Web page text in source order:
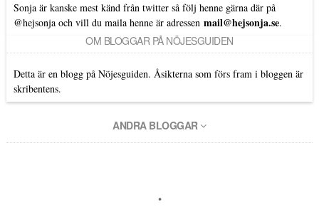
Sonja är kanske mest känd från twitter så följ henne gärna där på
@hejsonjaoch vill du maila henne är adressen mail@hejsonja.se.
OM BLOGGAR PÅ NÖJESGUIDEN
Detta är en blogg på Nöjesguiden. Åsikterna som förs fram i bloggen är
skribentens.
ANDRA BLOGGAR